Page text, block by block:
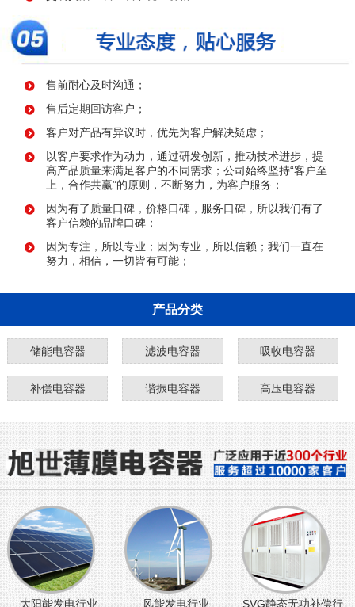
售前耐心及时沟通；
售后定期回访客户；
客户对产品有异议时，优先为客户解决疑虑；
以客户要求作为动力，通过研发创新，推动技术进步，提
高产品质量来满足客户的不同需求；公司始终坚持“客户至
上，合作共赢”的原则，不断努力，为客户服务；
因为有了质量口碑，价格口碑，服务口碑，所以我们有了
客户信赖的品牌口碑；
因为专注，所以专业；因为专业，所以信赖；我们一直在
努力，相信，一切皆有可能；
产品分类
储能电容器 滤波电容器 吸收电容器
补偿电容器 谐振电容器 高压电容器
太阳能发电行业 风能发电行业
SVG静态无功补偿行